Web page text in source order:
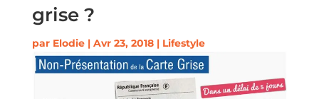
grise ?
par Elodie| Avr 23, 2018| Lifestyle